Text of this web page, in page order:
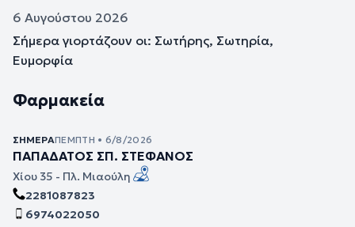
6 Αυγούστου 2026
Σήμερα γιορτάζουν οι: Σωτήρης, Σωτηρία,
Ευμορφία
Φαρμακεία
ΣΉΜΕΡΑΠΈΜΠΤΗ • 6/8/2026
ΠΑΠΑΔΑΤΟΣ ΣΠ. ΣΤΕΦΑΝΟΣ
Χίου 35 - Πλ. Μιαούλη
2281087823
6974022050